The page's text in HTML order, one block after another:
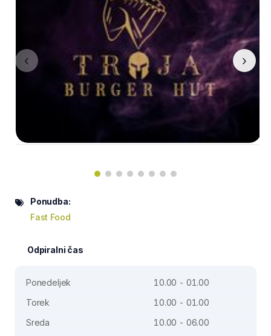
‹ ›
Ponudba:
Fast Food
Odpiralni čas
Ponedeljek
10.00 - 01.00
Torek
10.00 - 01.00
Sreda
10.00 - 06.00